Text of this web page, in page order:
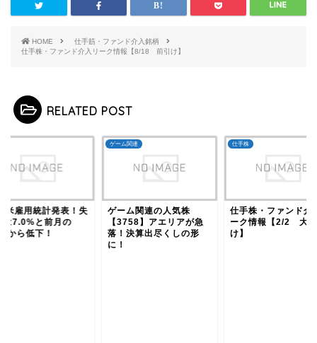
HOME
仕手筋・ファンド介入銘柄
仕手株・ファンド介入リーク情報【8/18 前引け】
RELATED POST
米雇用統計発表！失
は7.0%と前月の
から低下！
ゲーム関連
ゲーム関連の人気株
【3758】アエリアが急
落！決算出尽くしの形
に！
仕手株
仕手株・ファンド介
ーク情報【2/2 大引
け】